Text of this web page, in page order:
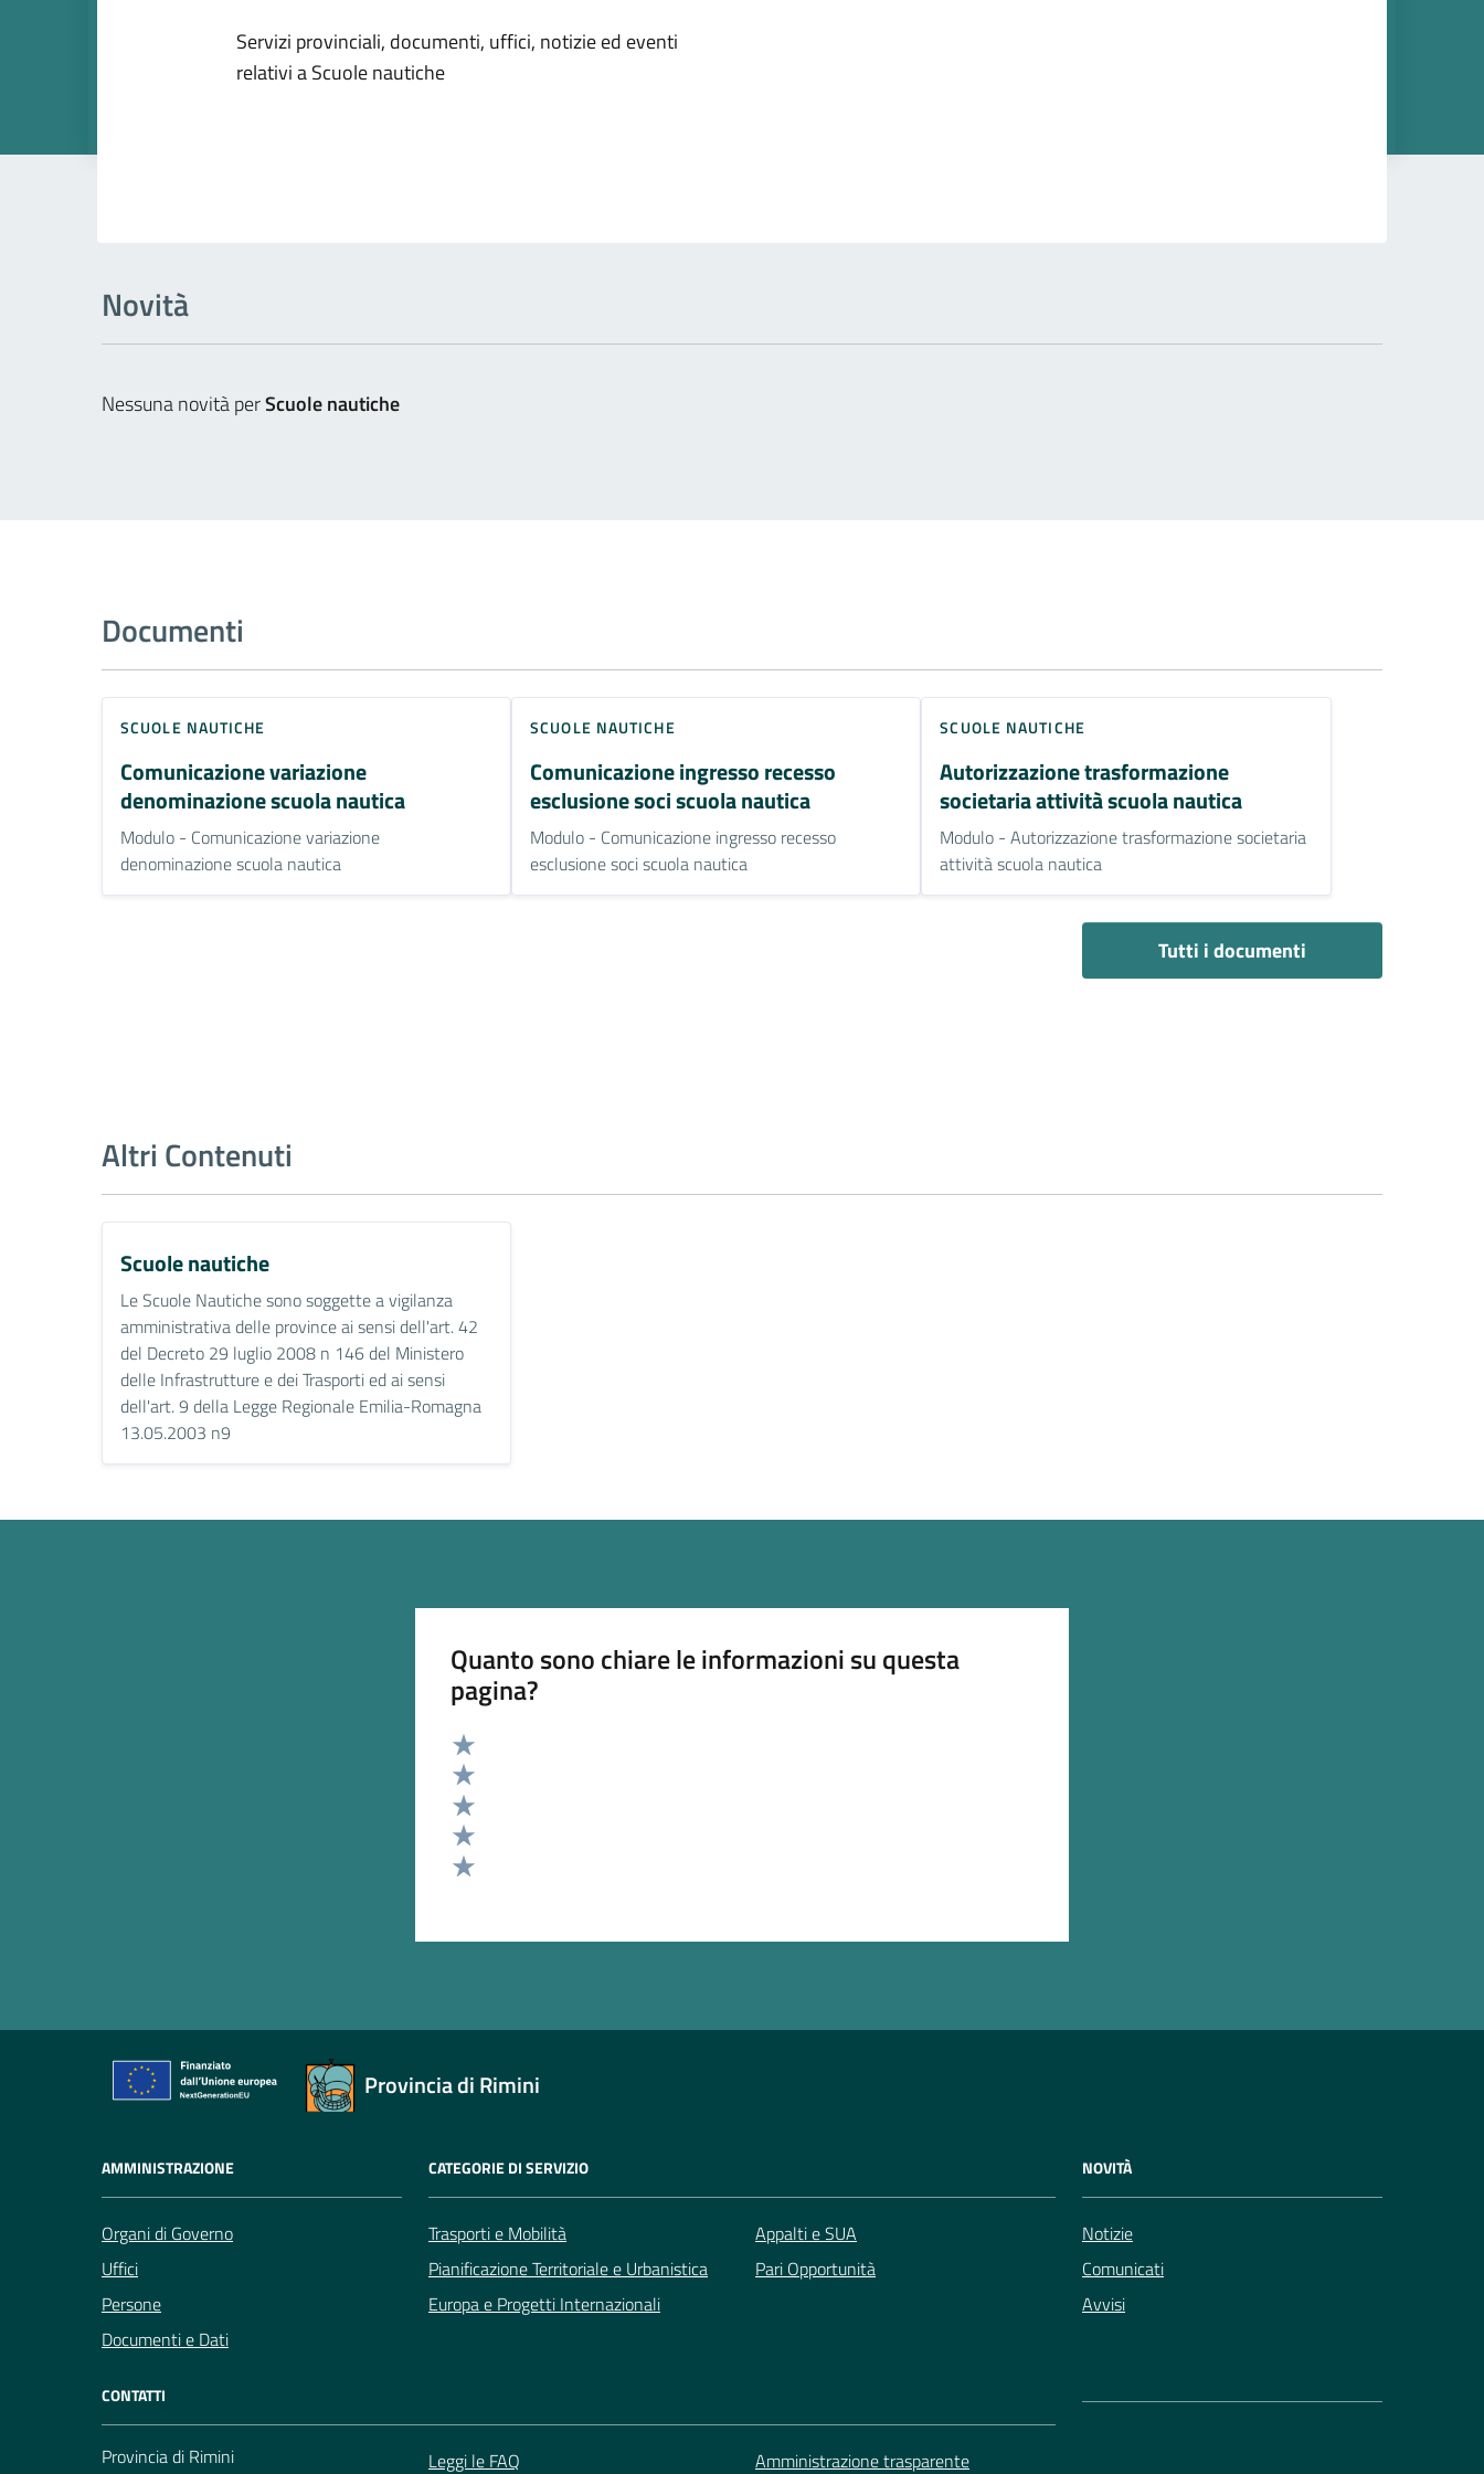
Dettagli dell'argomento
Servizi provinciali, documenti, uffici, notizie ed eventi
relativi a Scuole nautiche
Novità
Nessuna novità perScuole nautiche
Documenti
SCUOLE NAUTICHE
Comunicazione variazione
denominazione scuola nautica
Modulo - Comunicazione variazione
denominazione scuola nautica
SCUOLE NAUTICHE
Comunicazione ingresso recesso
esclusione soci scuola nautica
Modulo - Comunicazione ingresso recesso
esclusione soci scuola nautica
SCUOLE NAUTICHE
Autorizzazione trasformazione
societaria attività scuola nautica
Modulo - Autorizzazione trasformazione societaria
attività scuola nautica
Tutti i documenti
Altri Contenuti
Scuole nautiche
Le Scuole Nautiche sono soggette a vigilanza
amministrativa delle province ai sensi dell'art. 42
del Decreto 29 luglio 2008 n 146 del Ministero
delle Infrastrutture e dei Trasporti ed ai sensi
dell'art. 9 della Legge Regionale Emilia-Romagna
13.05.2003 n9
Quanto sono chiare le informazioni su questa
pagina?
Valuta 5 stelle su 5
Valuta 4 stelle su 5
Valuta 3 stelle su 5
Valuta 2 stelle su 5
Provincia di Rimini
AMMINISTRAZIONE
Organi di Governo
Uffici
Persone
Documenti e Dati
CATEGORIE DI SERVIZIO
Trasporti e Mobilità
Pianificazione Territoriale e Urbanistica
Europa e Progetti Internazionali
Appalti e SUA
Pari Opportunità
NOVITÀ
Notizie
Comunicati
Avvisi
CONTATTI
Provincia di Rimini
Leggi le FAQ Amministrazione trasparente